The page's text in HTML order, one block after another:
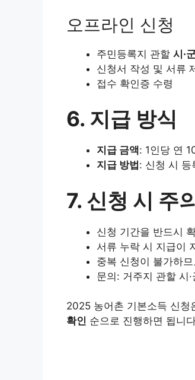
오프라인 신청
주민등록지 관할 시·
신청서 작성 및 서류
접수 확인증 수령
6. 지급 방식
지급 금액: 1인당 연
지급 방법 : 신청 시 등
7. 신청 시 주
신청 기간을 반드시
서류 누락 시 지급이
중복 신청이 불가하
문의: 거주지 관할 시
2025 농어촌 기본소득 신청
확인 순으로 진행하면 됩니